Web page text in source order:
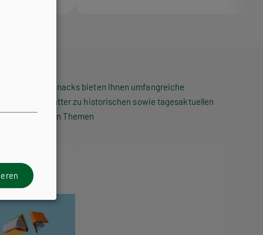
Die HPT Snacks bieten Ihnen umfangreiche
Arbeitsblätter zu historischen sowie tagesaktuellen
politischen Themen